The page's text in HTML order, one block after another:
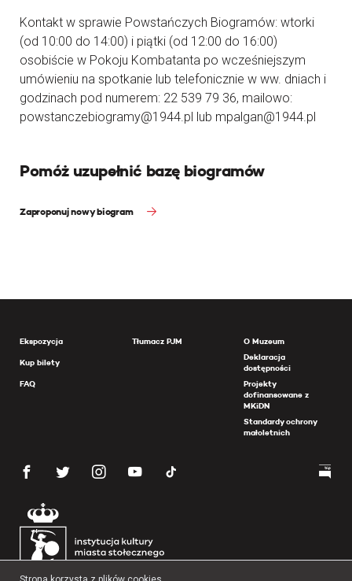
Kontakt w sprawie Powstańczych Biogramów: wtorki
(od 10:00 do 14:00) i piątki (od 12:00 do 16:00)
osobiście w Pokoju Kombatanta po wcześniejszym
umówieniu na spotkanie lub telefonicznie w ww. dniach i
godzinach pod numerem: 22 539 79 36, mailowo:
powstanczebiogramy@1944.pl lub mpalgan@1944.pl
Pomóż uzupełnić bazę biogramów
Zaproponuj nowy biogram
Ekspozycja
Kup bilety
FAQ
Tłumacz PJM
O Muzeum
Deklaracja
dostępności
Projekty
dofinansowane z
MKiDN
Standardy ochrony
małoletnich